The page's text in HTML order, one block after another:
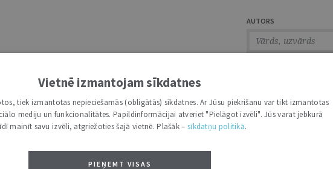
AUTORS
ŽURNĀLU KATALOGS /
Vietnē izmantojam sīkdatnes
tiek izmantotas nepieciešamās (obligātās) sīkdatnes. Ar Jūsu piekrišanu var tikt izmantotas
mediju un funkcionalitātes. Papildinformācijai atveriet "Pielāgot izvēli". Jūs varat jebkurā
mainīt savu izvēli, atgriežoties šajā vietnē. Plašāk – sīkdatņu politikā.
PIEŅEMT VISAS